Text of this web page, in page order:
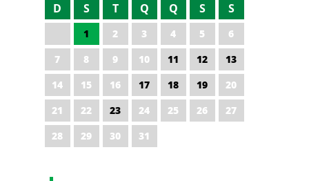
D S T Q Q S S
1 2 3 4 5
6
7
8 9 10 11 12
13
14
15 16 17 18 19
20
21
22 23 24 25 26
27
28
29 30 31